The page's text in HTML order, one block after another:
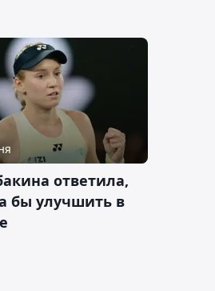
ответила,
бы улучшить в